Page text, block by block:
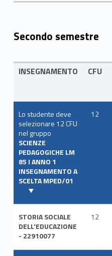
Secondo semestre
INSEGNAMENTO CFU
Lo studente deve
selezionare 12 CFU
nel gruppo
SCIENZE
PEDAGOGICHE LM
85 I ANNO 1
INSEGNAMENTO A
SCELTA MPED/01
12
STORIA SOCIALE
DELL'EDUCAZIONE
- 22910077
12